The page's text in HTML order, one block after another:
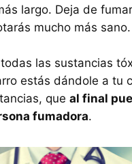
largo. Deja de
mucho más sano.
las sustancias
estás dándole a tu
que al final
fumadora.